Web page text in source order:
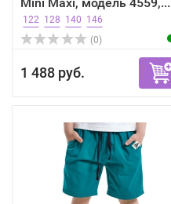
122 128 140 146
(0)
1 488 руб.